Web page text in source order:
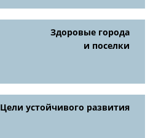
Здоровые города
и поселки
Цели устойчивого развития